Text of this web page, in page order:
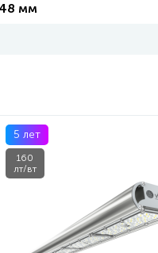
мм
5 лет
160
лт/вт